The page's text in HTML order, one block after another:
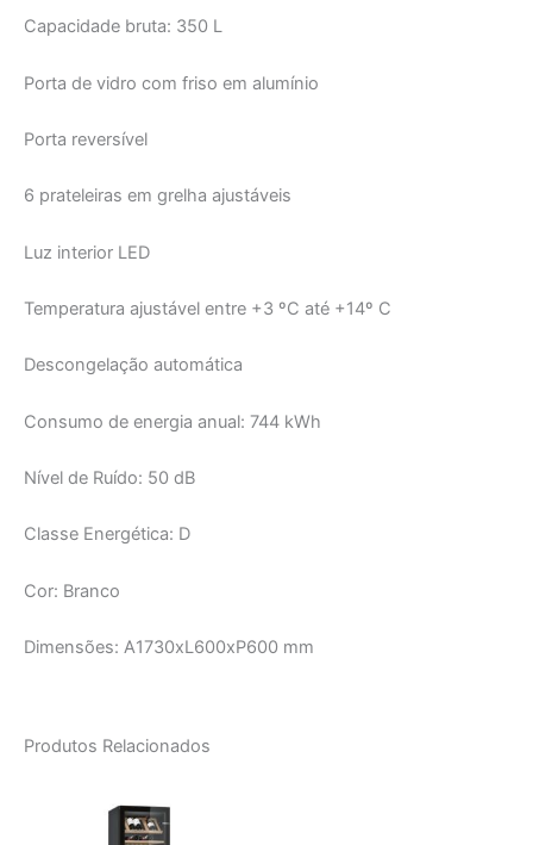
Capacidade bruta: 350 L
Porta de vidro com friso em alumínio
Porta reversível
6 prateleiras em grelha ajustáveis
Luz interior LED
Temperatura ajustável entre +3 ºC até +14º C
Descongelação automática
Consumo de energia anual: 744 kWh
Nível de Ruído: 50 dB
Classe Energética: D
Cor: Branco
Dimensões: A1730xL600xP600 mm
Produtos Relacionados